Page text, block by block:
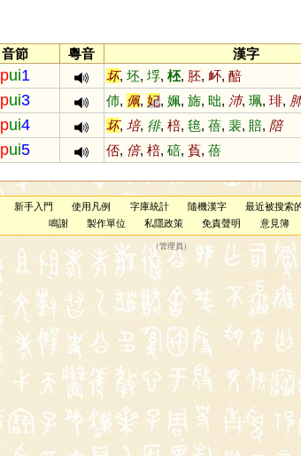
音節 粵音 漢字
pui1 坏,坯,垺,柸, 胚,衃,醅
pui3 伂, 佩,妃,姵,旆,昢, 沛,珮,琲,
pui4 坏,培, 徘,棓,毰,蓓, 裴, 賠, 陪
pui5 俖, 倍,棓,碚,萯,蓓
新手入門 使用凡例 字庫統計 隨機漢字
最近被搜索
鳴謝
製作單位 私隱政策 免責聲明 意見簿
（管理員 ）